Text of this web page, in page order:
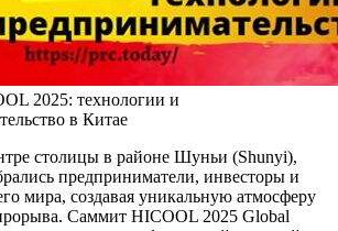
2025: технологии и
в Китае
столицы в районе Шуньи (Shunyi),
предприниматели, инвесторы и
мира, создавая уникальную атмосферу
Саммит HICOOL 2025 Global